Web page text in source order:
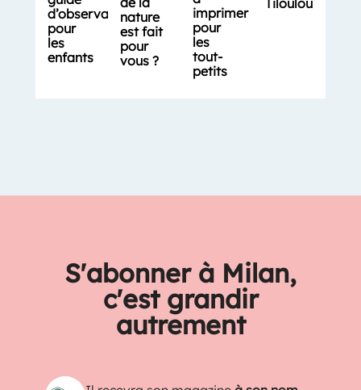
d’observation
pour
les
enfants
nature
est fait
pour
vous ?
imprimer
pour
les
tout-
petits
S'abonner à Milan,
c'est grandir
autrement